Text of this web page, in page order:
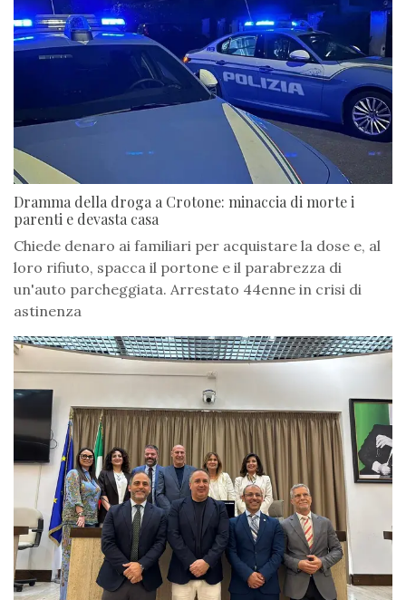
Dramma della droga a Crotone: minaccia di morte i
parenti e devasta casa
Chiede denaro ai familiari per acquistare la dose e, al
loro rifiuto, spacca il portone e il parabrezza di
un'auto parcheggiata. Arrestato 44enne in crisi di
astinenza